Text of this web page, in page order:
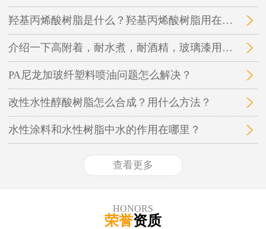
羟基丙烯酸树脂是什么？羟基丙烯酸树脂用在哪里？
介绍一下高附着，耐水煮，耐酒精，玻璃漆用的丙烯酸树脂
PA尼龙加玻纤塑料喷油问题怎么解决？
改性水性醇酸树脂怎么合成？用什么方法？
水性涂料和水性树脂中水的作用在哪里？
查看更多
HONORS
荣誉资质